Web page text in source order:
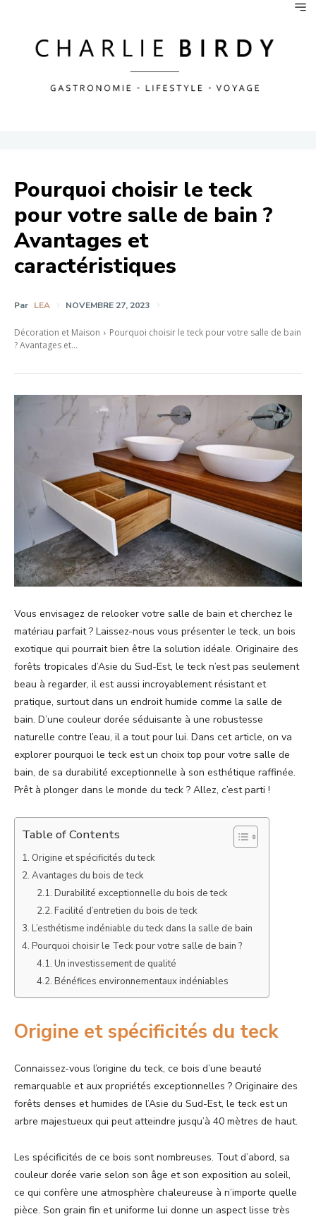
Pourquoi choisir le teck
pour votre salle de bain ?
Avantages et
caractéristiques
Par LEA NOVEMBRE 27, 2023
Décoration et Maison
Pourquoi choisir le teck pour votre salle de bain
? Avantages et...
Vous envisagez de relooker votre salle de bain et cherchez le
matériau parfait ? Laissez-nous vous présenter le teck, un bois
exotique qui pourrait bien être la solution idéale. Originaire des
forêts tropicales d’Asie du Sud-Est, le teck n’est pas seulement
beau à regarder, il est aussi incroyablement résistant et
pratique, surtout dans un endroit humide comme la salle de
bain. D’une couleur dorée séduisante à une robustesse
naturelle contre l’eau, il a tout pour lui. Dans cet article, on va
explorer pourquoi le teck est un choix top pour votre salle de
bain, de sa durabilité exceptionnelle à son esthétique raffinée.
Prêt à plonger dans le monde du teck ? Allez, c’est parti !
Table of Contents
Origine et spécificités du teck
Avantages du bois de teck
Durabilité exceptionnelle du bois de teck
Facilité d’entretien du bois de teck
L’esthétisme indéniable du teck dans la salle de bain
Pourquoi choisir le Teck pour votre salle de bain ?
Un investissement de qualité
Bénéfices environnementaux indéniables
Origine et spécificités du teck
Connaissez-vous l’origine du teck, ce bois d’une beauté
remarquable et aux propriétés exceptionnelles ? Originaire des
forêts denses et humides de l’Asie du Sud-Est, le teck est un
arbre majestueux qui peut atteindre jusqu’à 40 mètres de haut.
Les spécificités de ce bois sont nombreuses. Tout d’abord, sa
couleur dorée varie selon son âge et son exposition au soleil,
ce qui confère une atmosphère chaleureuse à n’importe quelle
pièce. Son grain fin et uniforme lui donne un aspect lisse très